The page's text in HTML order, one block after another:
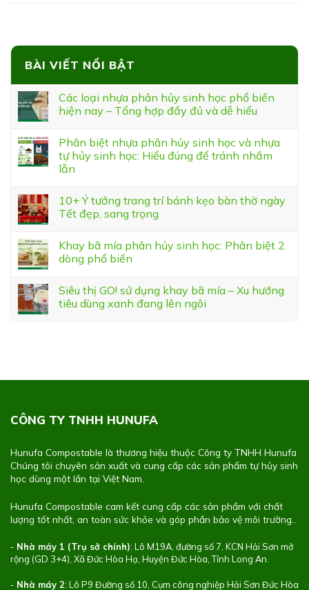
BÀI VIẾT NỔI BẬT
Các loại nhựa phân hủy sinh học phổ biến
hiện nay – Tổng hợp đầy đủ và dễ hiểu
Phân biệt nhựa phân hủy sinh học và nhựa
tự hủy sinh học: Hiểu đúng để tránh nhầm
lẫn
10+ Ý tưởng trang trí bánh kẹo bàn thờ ngày
Tết đẹp, sang trọng
Khay bã mía phân hủy sinh học: Phân biệt 2
dòng phổ biến
Siêu thị GO! sử dụng khay bã mía – Xu hướng
tiêu dùng xanh đang lên ngôi
CÔNG TY TNHH HUNUFA
Hunufa Compostable là thương hiệu thuộc Công ty TNHH Hunufa
Chúng tôi chuyên sản xuất và cung cấp các sản phẩm tự hủy sinh
học dùng một lần tại Việt Nam.
Hunufa Compostable cam kết cung cấp các sản phẩm với chất
lượng tốt nhất, an toàn sức khỏe và góp phần bảo vệ môi trường..
- Nhà máy 1 (Trụ sở chính): Lô M19A, đường số 7, KCN Hải Sơn mở
rộng (GD 3+4), Xã Đức Hòa Hạ, Huyện Đức Hòa, Tỉnh Long An.
- Nhà máy 2: Lô P9 Đường số 10, Cụm công nghiệp Hải Sơn Đức Hòa